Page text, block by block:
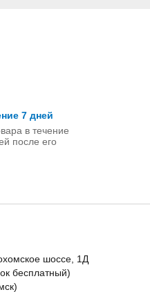
7 дней
в течение
после его
шоссе, 1Д
бесплатный)